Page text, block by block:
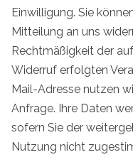
Einwilligung. Sie
Mitteilung an uns
Rechtmäßigkeit der
Widerruf erfolgten
Mail-Adresse nutzen
Anfrage. Ihre Daten
sofern Sie der
Nutzung nicht